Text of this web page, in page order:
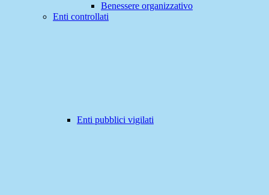
Benessere organizzativo
Enti controllati
Enti pubblici vigilati